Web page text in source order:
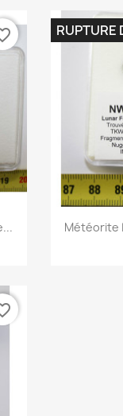

Météorite
RUPTURE